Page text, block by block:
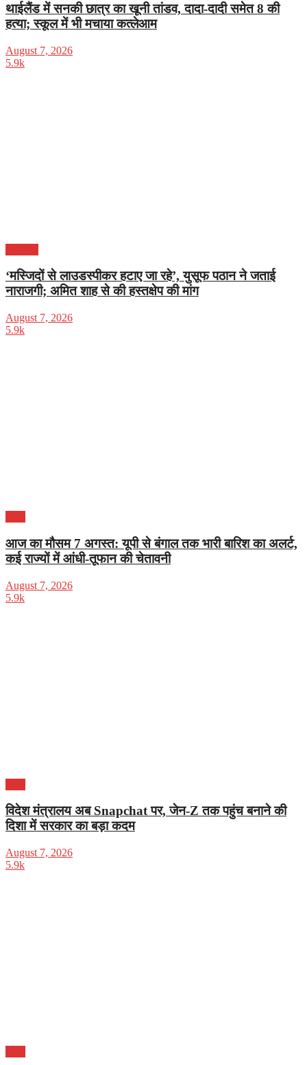
थाईलैंड में सनकी छात्र का खूनी तांडव, दादा-दादी समेत 8 की
हत्या; स्कूल में भी मचाया कत्लेआम
August 7, 2026
5.9k
‘मस्जिदों से लाउडस्पीकर हटाए जा रहे’, युसूफ पठान ने जताई
नाराजगी; अमित शाह से की हस्तक्षेप की मांग
August 7, 2026
5.9k
आज का मौसम 7 अगस्त: यूपी से बंगाल तक भारी बारिश का अलर्ट,
कई राज्यों में आंधी-तूफान की चेतावनी
August 7, 2026
5.9k
विदेश मंत्रालय अब Snapchat पर, जेन-Z तक पहुंच बनाने की
दिशा में सरकार का बड़ा कदम
August 7, 2026
5.9k